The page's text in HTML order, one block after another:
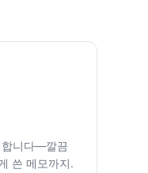
합니다—깔끔
쓴 메모까지.